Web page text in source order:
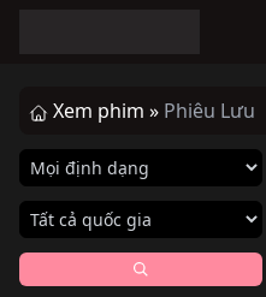
Xem phim » Phiêu Lưu